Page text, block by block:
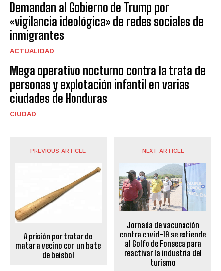
Demandan al Gobierno de Trump por
«vigilancia ideológica» de redes sociales de
inmigrantes
ACTUALIDAD
Mega operativo nocturno contra la trata de
personas y explotación infantil en varias
ciudades de Honduras
CIUDAD
PREVIOUS ARTICLE
A prisión por tratar de
matar a vecino con un bate
de beisbol
NEXT ARTICLE
Jornada de vacunación
contra covid-19 se extiende
al Golfo de Fonseca para
reactivar la industria del
turismo